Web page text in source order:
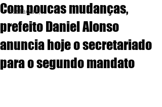
destaque,
Com poucas mudanças,
prefeito Daniel Alonso
anuncia hoje o secretariado
para o segundo mandato